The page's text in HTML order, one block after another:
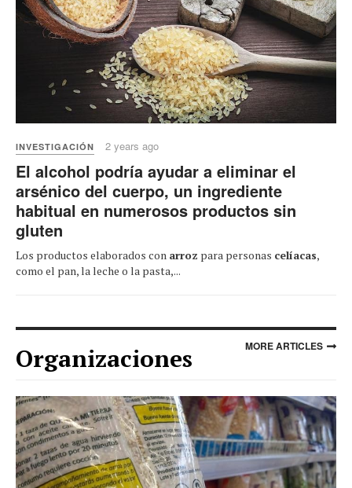
INVESTIGACIÓN 2 years ago
El alcohol podría ayudar a eliminar el
arsénico del cuerpo, un ingrediente
habitual en numerosos productos sin
gluten
Los productos elaborados con arroz para personas celíacas,
como el pan, la leche o la pasta,...
Organizaciones MORE ARTICLES